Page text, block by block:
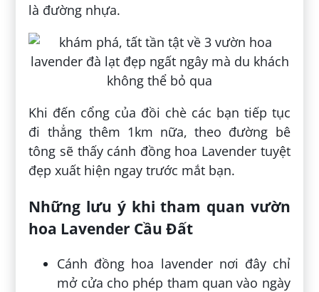
là đường nhựa.
Khi đến cổng của đồi chè các bạn tiếp tục
đi thẳng thêm 1km nữa, theo đường bê
tông sẽ thấy cánh đồng hoa Lavender tuyệt
đẹp xuất hiện ngay trước mắt bạn.
Những lưu ý khi tham quan vườn
hoa Lavender Cầu Đất
Cánh đồng hoa lavender nơi đây chỉ
mở cửa cho phép tham quan vào ngày